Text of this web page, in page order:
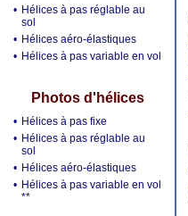
• Hélices à pas réglable au
sol
• Hélices aéro-élastiques
• Hélices à pas variable en vol
Photos d'hélices
• Hélices à pas fixe
• Hélices à pas réglable au
sol
• Hélices aéro-élastiques
• Hélices à pas variable en vol
**